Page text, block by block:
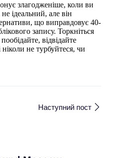
злагодженіше, коли ви
ідеальний, але він
що виправдовує 40-
запису. Торкніться
відвідайте
не турбуйтеся, чи
Наступний пост